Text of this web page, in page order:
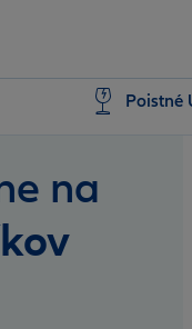
Poistné
na